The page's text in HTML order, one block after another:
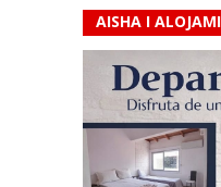
AISHA I